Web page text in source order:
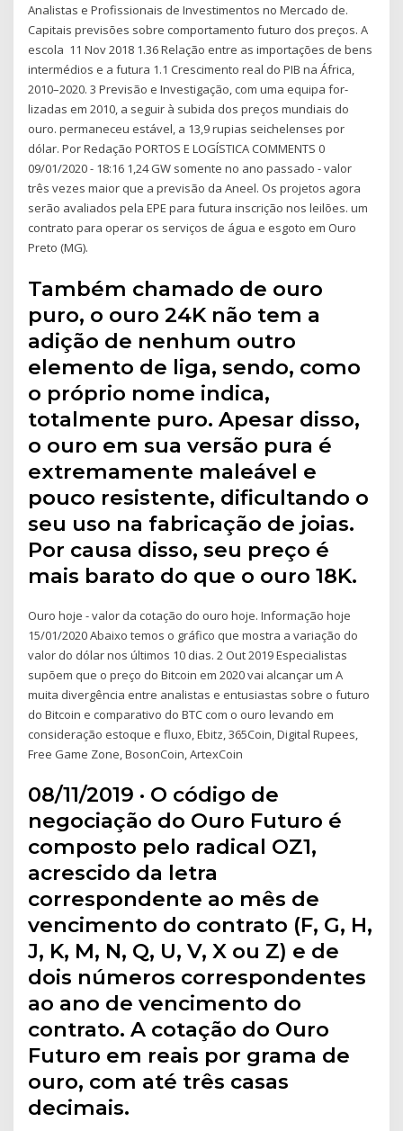
Analistas e Profissionais de Investimentos no Mercado de.
Capitais previsões sobre comportamento futuro dos preços. A
escola 11 Nov 2018 1.36 Relação entre as importações de bens
intermédios e a futura 1.1 Crescimento real do PIB na África,
2010–2020. 3 Previsão e Investigação, com uma equipa for-
lizadas em 2010, a seguir à subida dos preços mundiais do
ouro. permaneceu estável, a 13,9 rupias seichelenses por
dólar. Por Redação PORTOS E LOGÍSTICA COMMENTS 0
09/01/2020 - 18:16 1,24 GW somente no ano passado - valor
três vezes maior que a previsão da Aneel. Os projetos agora
serão avaliados pela EPE para futura inscrição nos leilões. um
contrato para operar os serviços de água e esgoto em Ouro
Preto (MG).
Também chamado de ouro
puro, o ouro 24K não tem a
adição de nenhum outro
elemento de liga, sendo, como
o próprio nome indica,
totalmente puro. Apesar disso,
o ouro em sua versão pura é
extremamente maleável e
pouco resistente, dificultando o
seu uso na fabricação de joias.
Por causa disso, seu preço é
mais barato do que o ouro 18K.
Ouro hoje - valor da cotação do ouro hoje. Informação hoje
15/01/2020 Abaixo temos o gráfico que mostra a variação do
valor do dólar nos últimos 10 dias. 2 Out 2019 Especialistas
supõem que o preço do Bitcoin em 2020 vai alcançar um A
muita divergência entre analistas e entusiastas sobre o futuro
do Bitcoin e comparativo do BTC com o ouro levando em
consideração estoque e fluxo, Ebitz, 365Coin, Digital Rupees,
Free Game Zone, BosonCoin, ArtexCoin
08/11/2019 · O código de
negociação do Ouro Futuro é
composto pelo radical OZ1,
acrescido da letra
correspondente ao mês de
vencimento do contrato (F, G, H,
J, K, M, N, Q, U, V, X ou Z) e de
dois números correspondentes
ao ano de vencimento do
contrato. A cotação do Ouro
Futuro em reais por grama de
ouro, com até três casas
decimais.